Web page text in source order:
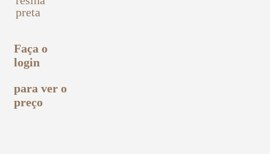
preta
Faça o
login
para ver o
preço